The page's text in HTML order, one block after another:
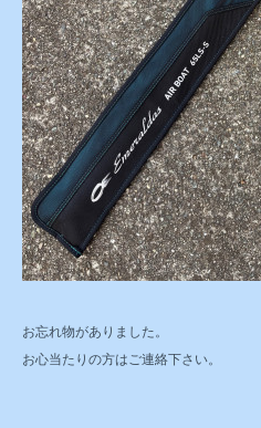
お忘れ物がありました。
お心当たりの方はご連絡下さい。